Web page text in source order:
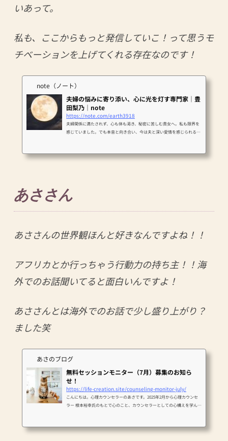
いあって。
私も、ここからもっと発信していこ！って思うモ
チベーションを上げてくれる存在なのです！
note（ノート）
夫婦の悩みに寄り添い、心に光を灯す専門家｜豊
田梨乃｜note
https://note.com/earth3918
夫婦関係に満たされず、心も体も渇き、秘密に苦しむ貴女へ。私も限界を
感じていました。でも本音と向き合い、今は夫と深い愛情を感じられる関
あささん
あささんの世界観ほんと好きなんですよね！！
アフリカとか行っちゃう行動力の持ち主！！海
外でのお話聞いてると面白いんですよ！
あささんとは海外でのお話で少し盛り上がり？
ました笑
あさのブログ
無料セッションモニター（7月）募集のお知ら
せ！
https://life-creation.site/counseling-monitor-july/
こんにちは。心理カウンセラーのあさです。2025年2月から心理カウンセ
ラー 根本裕幸氏のもとで心のこと、カウンセラーとしての心構えを学んで